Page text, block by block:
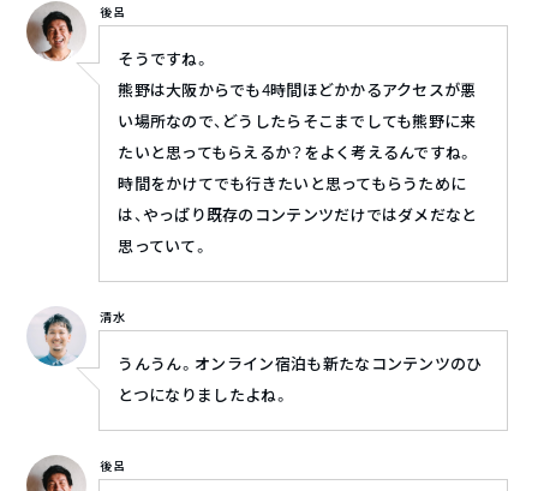
後呂
そうですね。
熊野は大阪からでも4時間ほどかかるアクセスが悪
い場所なので、どうしたらそこまでしても熊野に来
たいと思ってもらえるか？をよく考えるんですね。
時間をかけてでも行きたいと思ってもらうために
は、やっぱり既存のコンテンツだけではダメだなと
思っていて。
清水
うんうん。オンライン宿泊も新たなコンテンツのひ
とつになりましたよね。
後呂